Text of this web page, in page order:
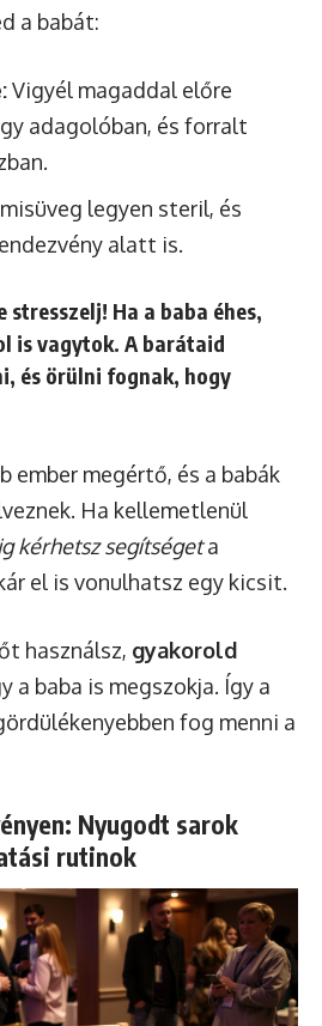
a babát:
Vigyél magaddal előre
adagolóban, és forralt
legyen steril, és
alatt is.
stresszelj! Ha a baba éhes,
is vagytok. A barátaid
és örülni fognak, hogy
ember megértő, és a babák
Ha kellemetlenül
kérhetsz segítségeta
el is vonulhatsz egy kicsit.
használsz, gyakorold
a baba is megszokja. Így a
fog menni a
Nyugodt sarok
rutinok